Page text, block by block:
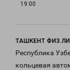
19:00
ТАШКЕНТ
Республика
кольцевая